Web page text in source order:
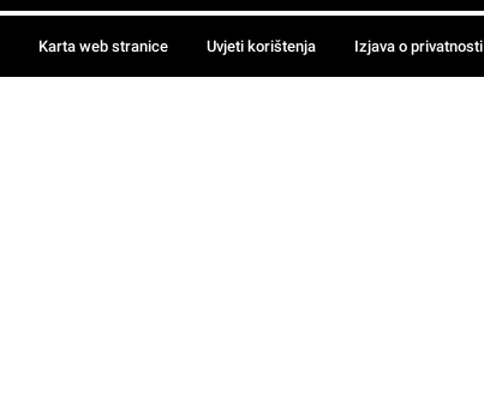
Karta web stranice Uvjeti korištenja Izjava o privatnosti